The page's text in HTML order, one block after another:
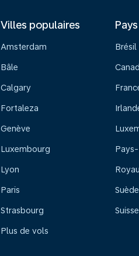
Villes populaires
Amsterdam
Bâle
Calgary
Fortaleza
Genève
Luxembourg
Lyon
Paris
Strasbourg
Plus de vols
Brésil
Suède
Suisse